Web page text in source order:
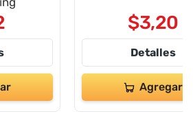
$3,20
Detalles
Agregar